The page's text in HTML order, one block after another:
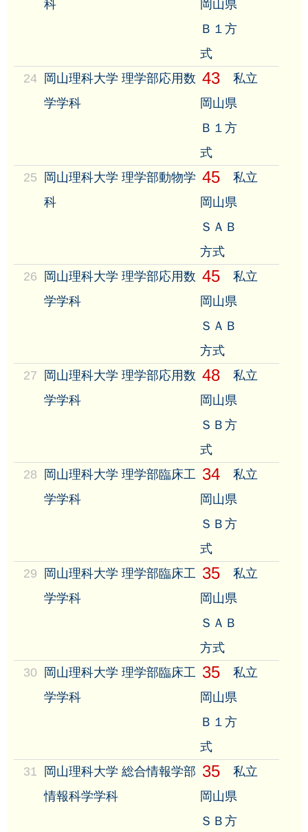
科
岡山県
Ｂ１方
式
24 岡山理科大学 理学部応用数
学学科
43
私立
岡山県
Ｂ１方
式
25
岡山理科大学 理学部動物学
科
45
私立
岡山県
ＳＡＢ
方式
26
岡山理科大学 理学部応用数
学学科
45
私立
岡山県
ＳＡＢ
方式
27
岡山理科大学 理学部応用数
学学科
48
私立
岡山県
ＳＢ方
式
28
岡山理科大学 理学部臨床工
学学科
34
私立
岡山県
ＳＢ方
式
29
岡山理科大学 理学部臨床工
学学科
35
私立
岡山県
ＳＡＢ
方式
30
岡山理科大学 理学部臨床工
学学科
35
私立
岡山県
Ｂ１方
式
31
岡山理科大学 総合情報学部
情報科学学科
35
私立
岡山県
ＳＢ方